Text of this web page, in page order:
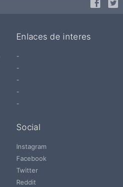
Enlaces de interes
-
-
-
-
-
Social
Instagram
Facebook
Twitter
Reddit